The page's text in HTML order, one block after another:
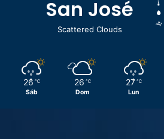
San José
Scattered Clouds
26 ℃
Sáb
26 ℃
Dom
27 ℃
Lun